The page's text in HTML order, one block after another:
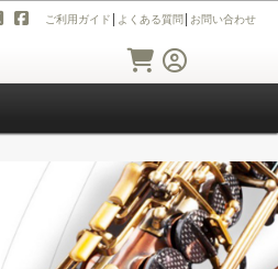
ご利用ガイド よくある質問 お問い合わせ